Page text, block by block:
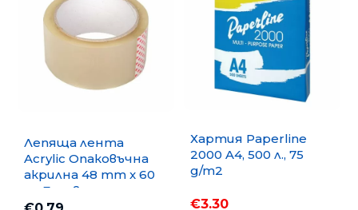
Лепяща лента
Acrylic Опаковъчна
акрилна 48 mm x 60
m, Безцветна
Хартия Paperline
2000 A4, 500 л., 75
g/m2
€3.30